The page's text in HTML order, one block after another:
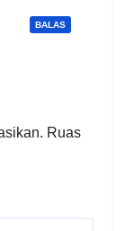
BALAS
Ruas